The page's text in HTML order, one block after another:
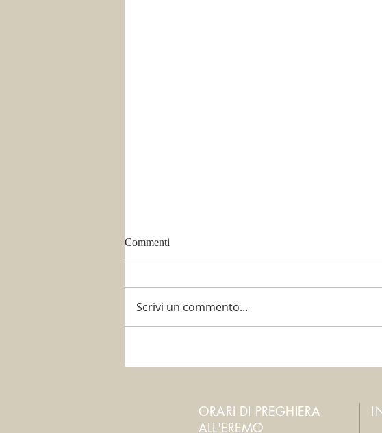
È tempo di potare!
Commenti
Scrivi un commento...
ORARI DI PREGHIERA
ALL'EREMO